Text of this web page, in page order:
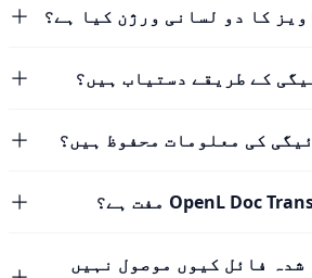
کا دو لسانی ورژن کیا ہے؟
کے طریقے دستیاب ہیں؟
کی معلومات محفوظ ہیں؟
شدہ فائل کیوں موصول نہیں